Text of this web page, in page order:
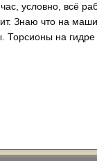
условно, всё
Знаю что на
Торсионы на